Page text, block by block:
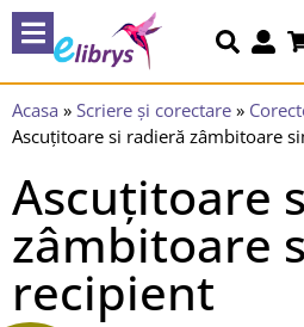
Acasa » Scriere și corectare »
Ascuțitoare si radieră zâmbitoare
Ascuțitoare
zâmbitoare
recipient